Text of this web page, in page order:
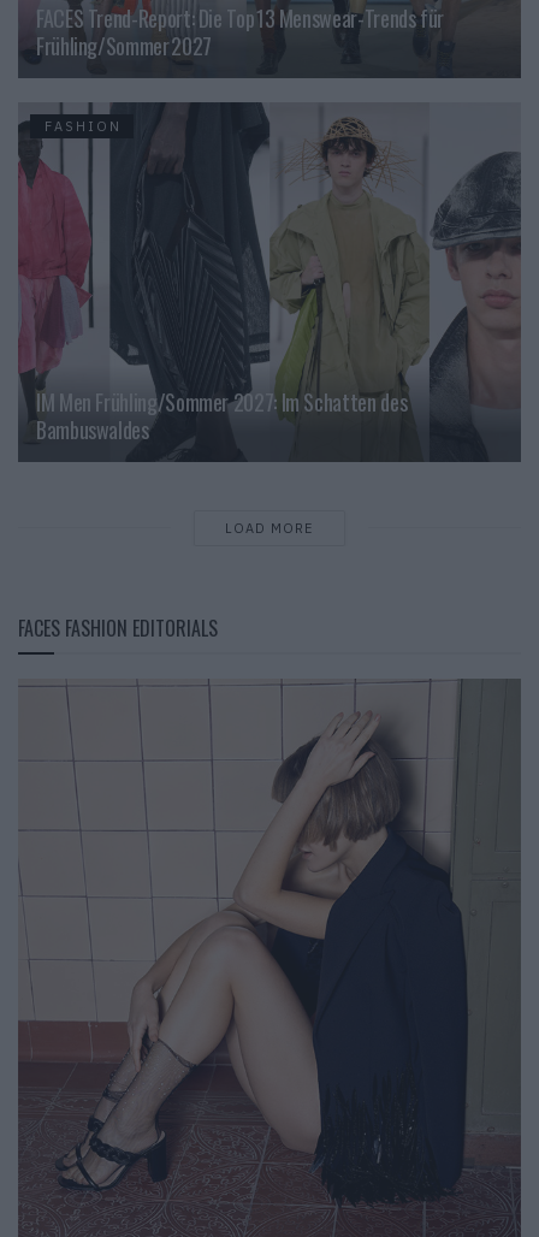
FACES Trend-Report: Die Top 13 Menswear-Trends für
Frühling/Sommer 2027
FASHION
IM Men Frühling/Sommer 2027: Im Schatten des
Bambuswaldes
LOAD MORE
FACES FASHION EDITORIALS